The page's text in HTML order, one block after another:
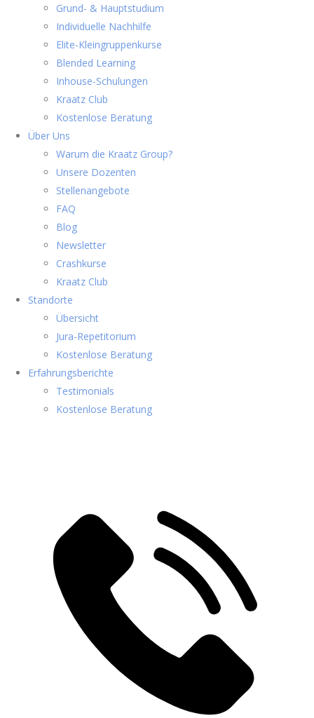
Grund- & Hauptstudium
Individuelle Nachhilfe
Elite-Kleingruppenkurse
Blended Learning
Inhouse-Schulungen
Kraatz Club
Kostenlose Beratung
Über Uns
Warum die Kraatz Group?
Unsere Dozenten
Stellenangebote
FAQ
Blog
Newsletter
Crashkurse
Kraatz Club
Standorte
Übersicht
Jura-Repetitorium
Kostenlose Beratung
Erfahrungsberichte
Testimonials
Kostenlose Beratung